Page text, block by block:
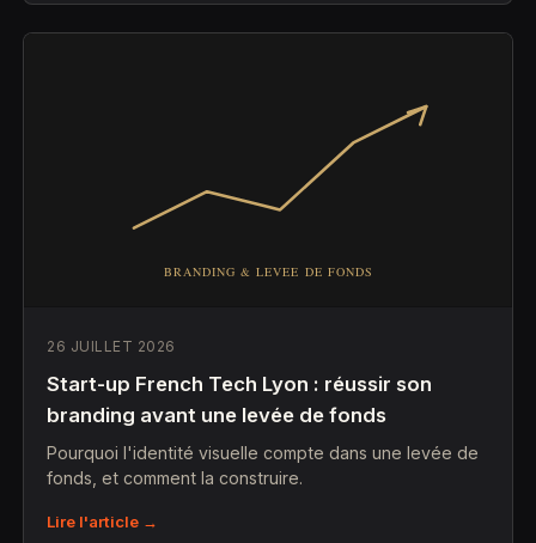
26 JUILLET 2026
Start-up French Tech Lyon : réussir son
branding avant une levée de fonds
Pourquoi l'identité visuelle compte dans une levée de
fonds, et comment la construire.
Lire l'article →